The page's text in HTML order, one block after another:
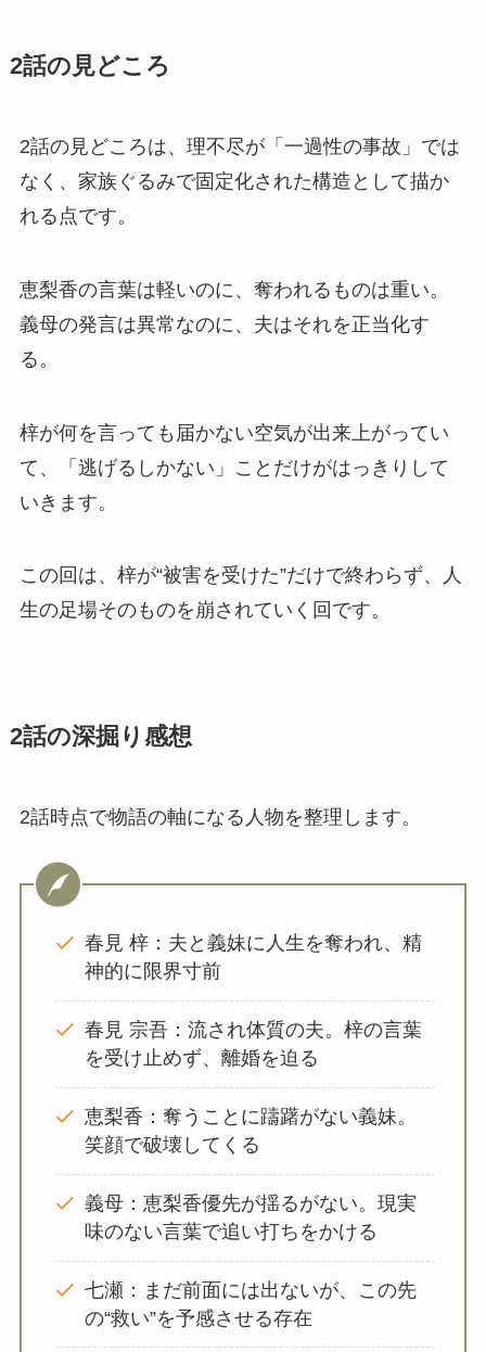
2話の見どころ
2話の見どころは、理不尽が「一過性の事故」では
なく、家族ぐるみで固定化された構造として描か
れる点です。
恵梨香の言葉は軽いのに、奪われるものは重い。
義母の発言は異常なのに、夫はそれを正当化す
る。
梓が何を言っても届かない空気が出来上がってい
て、「逃げるしかない」ことだけがはっきりして
いきます。
この回は、梓が“被害を受けた”だけで終わらず、人
生の足場そのものを崩されていく回です。
2話の深掘り感想
2話時点で物語の軸になる人物を整理します。
春見 梓：夫と義妹に人生を奪われ、精
神的に限界寸前
春見 宗吾：流され体質の夫。梓の言葉
を受け止めず、離婚を迫る
恵梨香：奪うことに躊躇がない義妹。
笑顔で破壊してくる
義母：恵梨香優先が揺るがない。現実
味のない言葉で追い打ちをかける
七瀬：まだ前面には出ないが、この先
の“救い”を予感させる存在